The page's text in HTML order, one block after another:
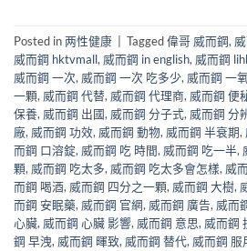
Posted in两性健康 Tagged偉哥 威而鋼,
威而鋼 hktvmall, 威而鋼 in english, 威而鋼
威而鋼 一次, 威而鋼 一次 吃多少, 威而鋼 一
一顆, 威而鋼 代替, 威而鋼 代理商, 威而鋼 便
保養, 威而鋼 出國, 威而鋼 分子式, 威而鋼 分
廠, 威而鋼 功效, 威而鋼 動物, 威而鋼 半衰期,
而鋼 口溶錠, 威而鋼 吃 時間, 威而鋼 吃一半,
顆, 威而鋼 吃太多, 威而鋼 吃太多會怎樣, 威
而鋼 喝酒, 威而鋼 四分之一顆, 威而鋼 大樹,
而鋼 安眠藥, 威而鋼 官網, 威而鋼 廣告, 威而
心臟, 威而鋼 心臟 影響, 威而鋼 意思, 威而鋼
鋼 早洩, 威而鋼 暉致, 威而鋼 替代, 威而鋼 服